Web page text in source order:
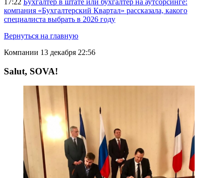
17:22 Бухгалтер в штате или бухгалтер на аутсорсинге:
компания «Бухгалтерский Квартал» рассказала, какого
специалиста выбрать в 2026 году
Вернуться на главную
Компании 13 декабря 22:56
Salut, SOVA!